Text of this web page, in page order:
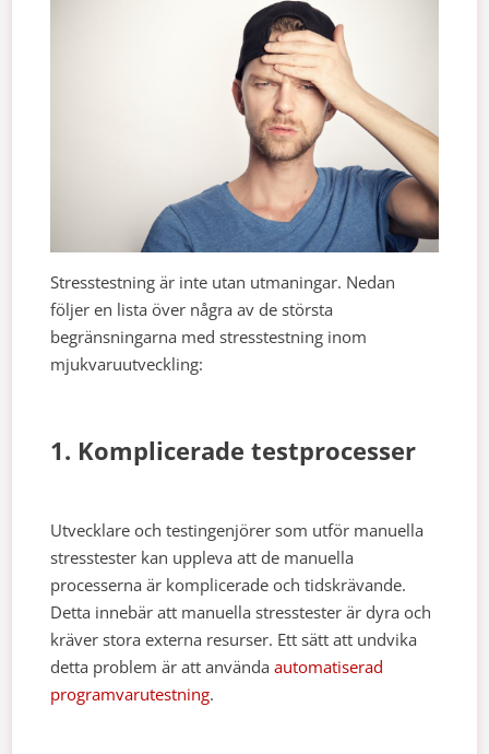
Stresstestning är inte utan utmaningar. Nedan
följer en lista över några av de största
begränsningarna med stresstestning inom
mjukvaruutveckling:
1. Komplicerade testprocesser
Utvecklare och testingenjörer som utför manuella
stresstester kan uppleva att de manuella
processerna är komplicerade och tidskrävande.
Detta innebär att manuella stresstester är dyra och
kräver stora externa resurser. Ett sätt att undvika
detta problem är att användaautomatiserad
programvarutestning.